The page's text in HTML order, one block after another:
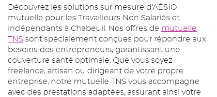
Découvrez les solutions sur mesure d'AÉSIO
mutuelle pour les Travailleurs Non Salariés et
indépendants à Chabeuil. Nos offres de mutuelle
TNS sont spécialement conçues pour répondre aux
besoins des entrepreneurs, garantissant une
couverture santé optimale. Que vous soyez
freelance, artisan ou dirigeant de votre propre
entreprise, notre mutuelle TNS vous accompagne
avec des prestations adaptées, assurant ainsi votre